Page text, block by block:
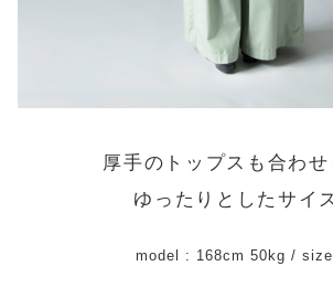
厚手のトップスも合わせ
ゆったりとしたサイ
model : 168cm 50kg /